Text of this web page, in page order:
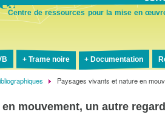
Centre de ressources pour la mise en
Trame noire Documentation
Paysages vivants et nature en
mouvement, un autre